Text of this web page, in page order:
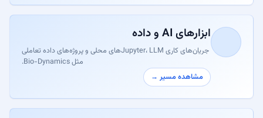
ابزارهای AI و داده
جریان‌های کاری Jupyter، LLMهای محلی و پروژه‌های داده تعاملی
مثل Bio-Dynamics.
مشاهده مسیر →